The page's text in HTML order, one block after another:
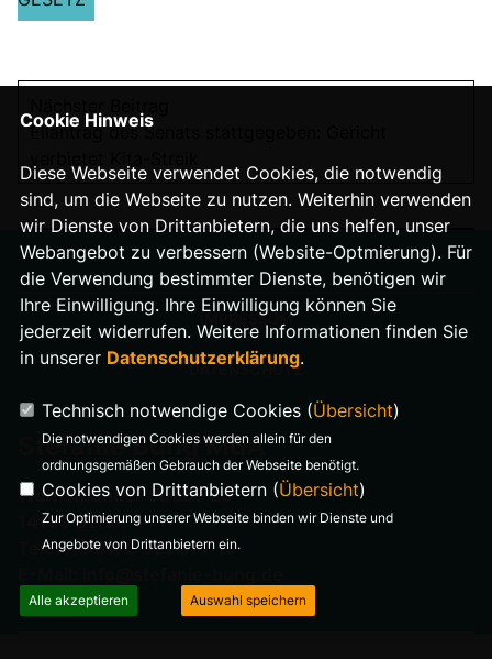
Eilantrag des Senats stattgegeben: Gericht
IMPRESSUM
DATENSCHUTZ
Stefanie Bung MdA
Warnemünder Straße 29
14199 Berlin
Telefon: 0176 321 977 18
Cookie Hinweis
Diese Webseite verwendet Cookies, die notwendig
sind, um die Webseite zu nutzen. Weiterhin verwenden
wir Dienste von Drittanbietern, die uns helfen, unser
Webangebot zu verbessern (Website-Optmierung). Für
die Verwendung bestimmter Dienste, benötigen wir
Ihre Einwilligung. Ihre Einwilligung können Sie
jederzeit widerrufen. Weitere Informationen finden Sie
in unserer Datenschutzerklärung.
Technisch notwendige Cookies (Übersicht)
Die notwendigen Cookies werden allein für den
ordnungsgemäßen Gebrauch der Webseite benötigt.
Cookies von Drittanbietern (Übersicht)
Zur Optimierung unserer Webseite binden wir Dienste und
Angebote von Drittanbietern ein.
Alle akzeptieren Auswahl speichern